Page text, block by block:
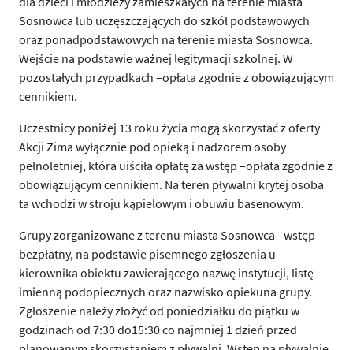
Sosnowca lub uczęszczających do szkół podstawowych
oraz ponadpodstawowych na terenie miasta Sosnowca.
Wejście na podstawie ważnej legitymacji szkolnej. W
pozostałych przypadkach –opłata zgodnie z obowiązującym
cennikiem.
Uczestnicy poniżej 13 roku życia mogą skorzystać z oferty
Akcji Zima wyłącznie pod opieką i nadzorem osoby
pełnoletniej, która uiściła opłatę za wstęp –opłata zgodnie z
obowiązującym cennikiem. Na teren pływalni krytej osoba
ta wchodzi w stroju kąpielowym i obuwiu basenowym.
Grupy zorganizowane z terenu miasta Sosnowca –wstęp
bezpłatny, na podstawie pisemnego zgłoszenia u
kierownika obiektu zawierającego nazwę instytucji, listę
imienną podopiecznych oraz nazwisko opiekuna grupy.
Zgłoszenie należy złożyć od poniedziałku do piątku w
godzinach od 7:30 do15:30 co najmniej 1 dzień przed